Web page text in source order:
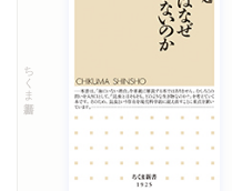
ちくま新書